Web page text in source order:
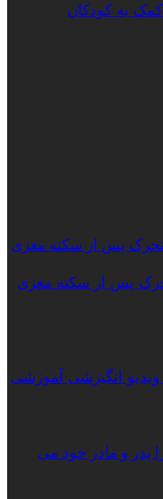
به کودکان
پس از سکته مغزی
ویدیو انگیزشی آموزشی